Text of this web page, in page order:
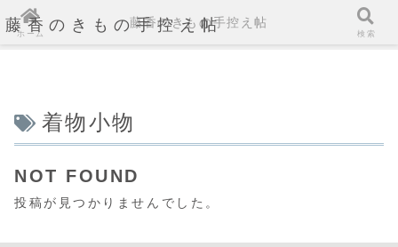
藤香のきもの手控え帖
着物小物
NOT FOUND
投稿が見つかりませんでした。
ホーム
藤香のきもの手控え帖
検索